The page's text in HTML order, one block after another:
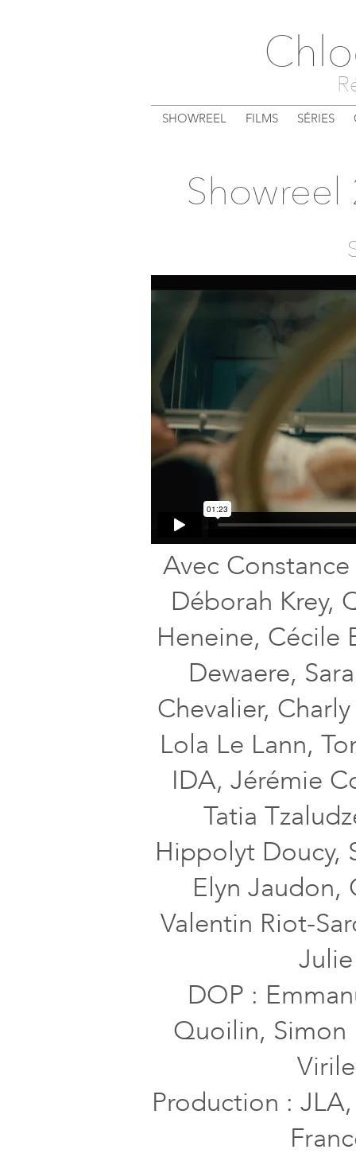
SHOWREEL FILMS SÉRIES
Showreel
Avec
Déborah Krey,
Heneine, Cécile
Dewaere,
Chevalier,
Lola Le Lann,
IDA, Jérémie
Tatia
Hippolyt Doucy,
Elyn Jaudon,
Valentin Riot-
DOP :
Quoilin, Simon
Production :